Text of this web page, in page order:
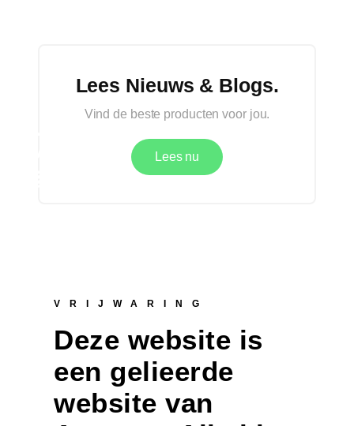
Lees Nieuws & Blogs.
Vind de beste producten voor jou.
Lees nu
VRIJWARING
Deze website is
een gelieerde
website van